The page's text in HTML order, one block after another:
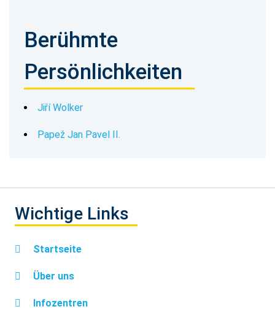
Berühmte
Persönlichkeiten
Jiří Wolker
Papež Jan Pavel II.
Wichtige Links
Startseite
Über uns
Infozentren